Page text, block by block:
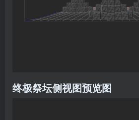
终极祭坛侧视图预览图